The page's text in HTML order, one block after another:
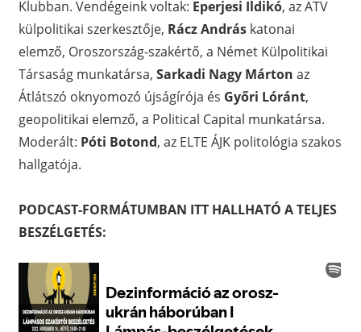
Klubban. Vendégeink voltak: Eperjesi Ildikó, az ATV
külpolitikai szerkesztője, Rácz András katonai
elemző, Oroszország-szakértő, a Német Külpolitikai
Társaság munkatársa, Sarkadi Nagy Márton az
Átlátszó oknyomozó újságírója és Győri Lóránt,
geopolitikai elemző, a Political Capital munkatársa.
Moderált: Póti Botond, az ELTE ÁJK politológia szakos
hallgatója.
PODCAST-FORMÁTUMBAN ITT HALLHATÓ A TELJES
BESZÉLGETÉS: